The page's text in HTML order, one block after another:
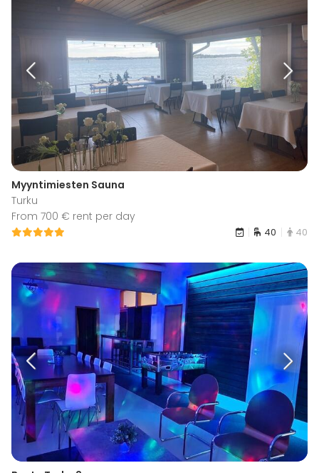
Myyntimiesten Sauna
Turku
From 700 € rent per day
40 40